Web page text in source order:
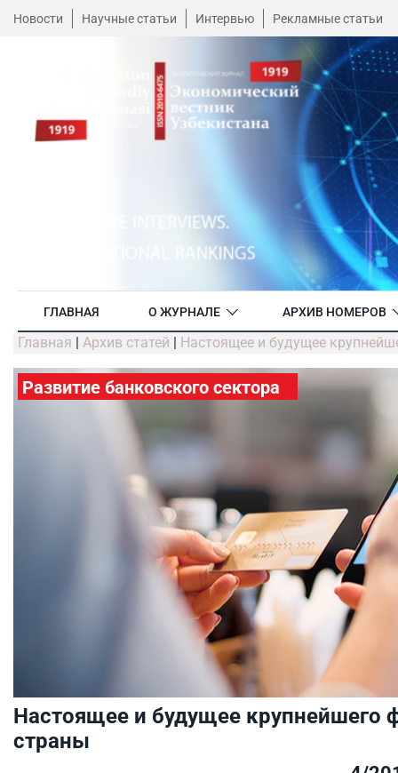
Новости Научные статьи Интервью Рекламные статьи
ГЛАВНАЯ О ЖУРНАЛЕ АРХИВ НОМЕРОВ
Главная | Архив статей | Настоящее и будущее
Развитие банковского сектора
Настоящее и будущее крупнейшего
страны